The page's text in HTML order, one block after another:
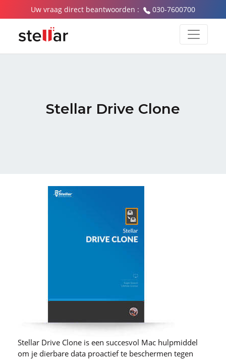
Uw vraag direct beantwoorden : 030-7600700
Stellar Drive Clone
Stellar Drive Clone is een succesvol Mac hulpmiddel
om je dierbare data proactief te beschermen tegen